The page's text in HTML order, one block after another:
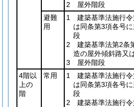
2 屋外階段
避難
用
1 建築基準法施行令
は同条第3項各号
段
2 建築基準法第2条
造の屋外傾斜路又
3 屋外階段
4階以
上の
階
常用
1 建築基準法施行令
は同条第3項各号
段
2 建築基準法施行令